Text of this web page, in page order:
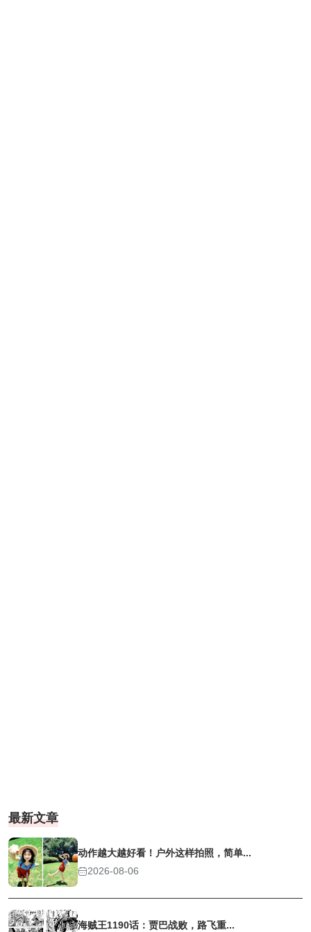
最新文章
动作越大越好看！户外这样拍照，简单...
2026-08-06
海贼王1190话：贾巴战败，路飞重...